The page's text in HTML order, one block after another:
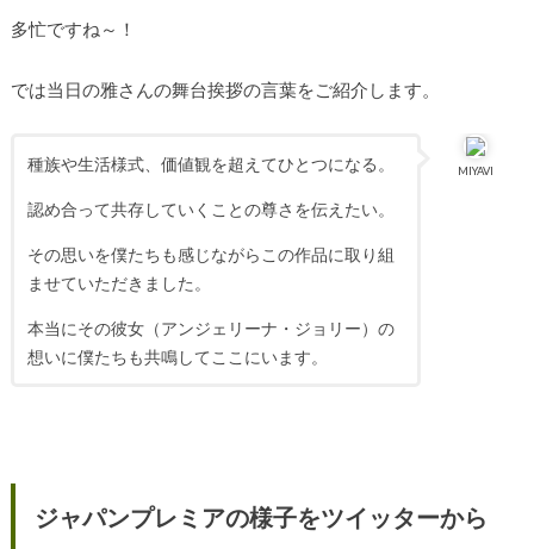
多忙ですね～！
では当日の雅さんの舞台挨拶の言葉をご紹介します。
MIYAVI
種族や生活様式、価値観を超えてひとつになる。
認め合って共存していくことの尊さを伝えたい。
その思いを僕たちも感じながらこの作品に取り組
ませていただきました。
本当にその彼女（アンジェリーナ・ジョリー）の
想いに僕たちも共鳴してここにいます。
ジャパンプレミアの様子をツイッターから